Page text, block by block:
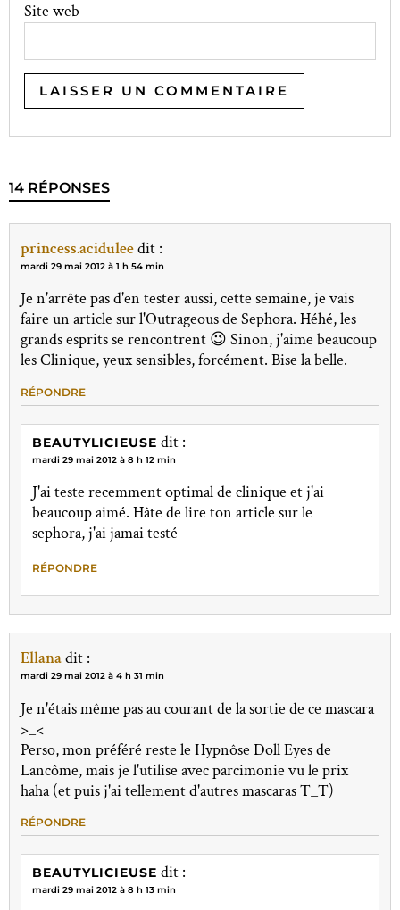
Site web
14 RÉPONSES
princess.aciduleedit :
mardi 29 mai 2012 à 1 h 54 min
Je n'arrête pas d'en tester aussi, cette semaine, je vais
faire un article sur l'Outrageous de Sephora. Héhé, les
grands esprits se rencontrent 😉 Sinon, j'aime beaucoup
les Clinique, yeux sensibles, forcément. Bise la belle.
RÉPONDRE
BEAUTYLICIEUSE dit :
mardi 29 mai 2012 à 8 h 12 min
J'ai teste recemment optimal de clinique et j'ai
beaucoup aimé. Hâte de lire ton article sur le
sephora, j'ai jamai testé
RÉPONDRE
Ellanadit :
mardi 29 mai 2012 à 4 h 31 min
Je n'étais même pas au courant de la sortie de ce mascara
>_<
Perso, mon préféré reste le Hypnôse Doll Eyes de
Lancôme, mais je l'utilise avec parcimonie vu le prix
haha (et puis j'ai tellement d'autres mascaras T_T)
RÉPONDRE
BEAUTYLICIEUSE dit :
mardi 29 mai 2012 à 8 h 13 min